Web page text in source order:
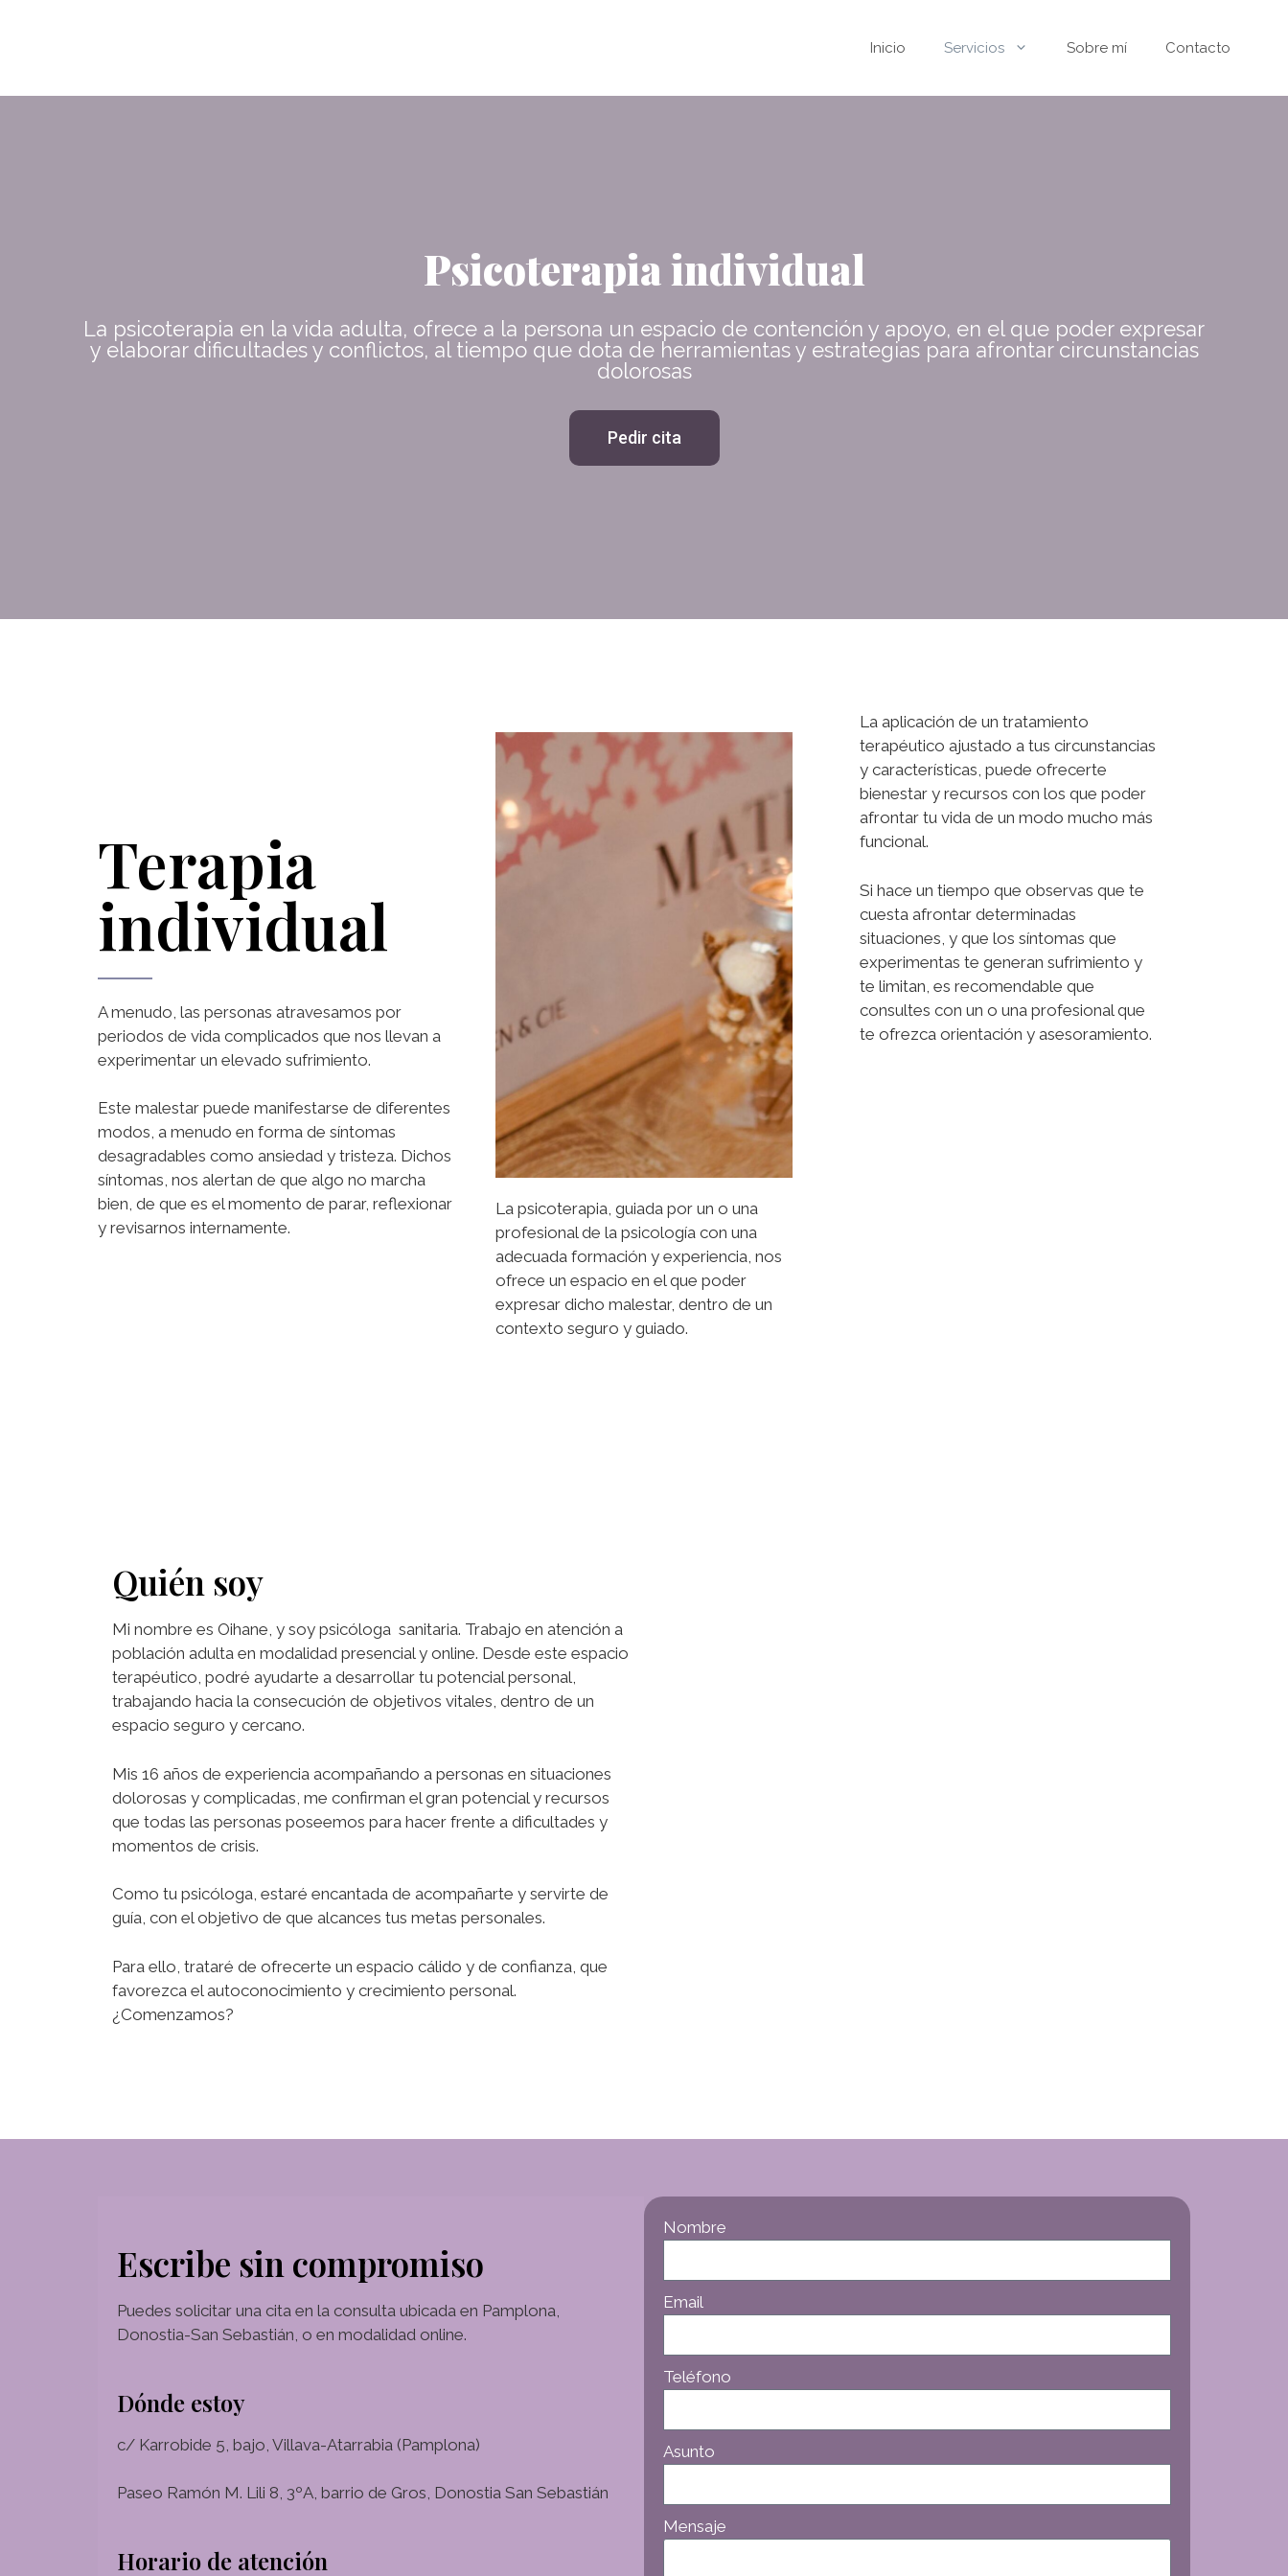
Inicio Servicios Sobre mí Contacto
Psicoterapia individual
La psicoterapia en la vida adulta, ofrece a la persona un espacio de contención y apoyo, en el que poder expresar
y elaborar dificultades y conflictos, al tiempo que dota de herramientas y estrategias para afrontar circunstancias
dolorosas
Pedir cita
Terapia
individual
A menudo, las personas atravesamos por
periodos de vida complicados que nos llevan a
experimentar un elevado sufrimiento.
Este malestar puede manifestarse de diferentes
modos, a menudo en forma de síntomas
desagradables como ansiedad y tristeza. Dichos
síntomas, nos alertan de que algo no marcha
bien, de que es el momento de parar, reflexionar
y revisarnos internamente.
La psicoterapia, guiada por un o una
profesional de la psicología con una
adecuada formación y experiencia, nos
ofrece un espacio en el que poder
expresar dicho malestar, dentro de un
contexto seguro y guiado.
La aplicación de un tratamiento
terapéutico ajustado a tus circunstancias
y características, puede ofrecerte
bienestar y recursos con los que poder
afrontar tu vida de un modo mucho más
funcional.
Si hace un tiempo que observas que te
cuesta afrontar determinadas
situaciones, y que los síntomas que
experimentas te generan sufrimiento y
te limitan, es recomendable que
consultes con un o una profesional que
te ofrezca orientación y asesoramiento.
Quién soy
Mi nombre es Oihane, y soy psicóloga sanitaria. Trabajo en atención a
población adulta en modalidad presencial y online. Desde este espacio
terapéutico, podré ayudarte a desarrollar tu potencial personal,
trabajando hacia la consecución de objetivos vitales, dentro de un
espacio seguro y cercano.
Mis 16 años de experiencia acompañando a personas en situaciones
dolorosas y complicadas, me confirman el gran potencial y recursos
que todas las personas poseemos para hacer frente a dificultades y
momentos de crisis.
Como tu psicóloga, estaré encantada de acompañarte y servirte de
guía, con el objetivo de que alcances tus metas personales.
Para ello, trataré de ofrecerte un espacio cálido y de confianza, que
favorezca el autoconocimiento y crecimiento personal.
¿Comenzamos?
Escribe sin compromiso
Puedes solicitar una cita en la consulta ubicada en Pamplona,
Donostia-San Sebastián, o en modalidad online.
Dónde estoy
c/ Karrobide 5, bajo, Villava-Atarrabia (Pamplona)
Paseo Ramón M. Lili 8, 3ºA, barrio de Gros, Donostia San Sebastián
Horario de atención
Nombre
Email
Teléfono
Asunto
Mensaje